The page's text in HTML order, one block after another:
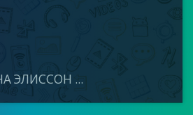
ЭЛИССОН ...